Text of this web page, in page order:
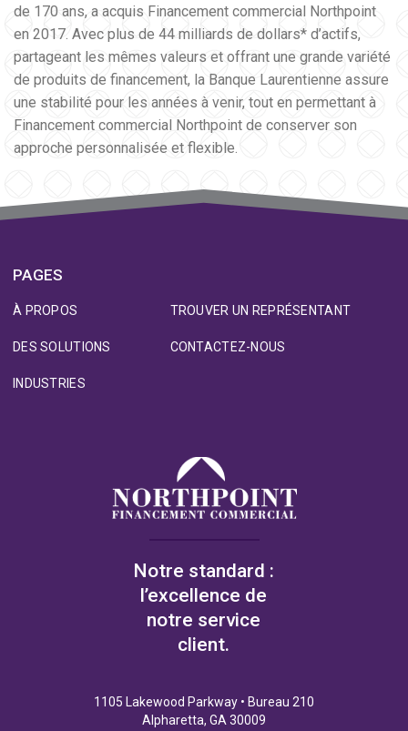
de 170 ans, a acquis Financement commercial Northpoint
en 2017. Avec plus de 44 milliards de dollars* d’actifs,
partageant les mêmes valeurs et offrant une grande variété
de produits de financement, la Banque Laurentienne assure
une stabilité pour les années à venir, tout en permettant à
Financement commercial Northpoint de conserver son
approche personnalisée et flexible.
PAGES
À PROPOS
DES SOLUTIONS
INDUSTRIES
TROUVER UN REPRÉSENTANT
CONTACTEZ-NOUS
Notre standard :
l’excellence de
notre service
client.
1105 Lakewood Parkway • Bureau 210
Alpharetta, GA 30009